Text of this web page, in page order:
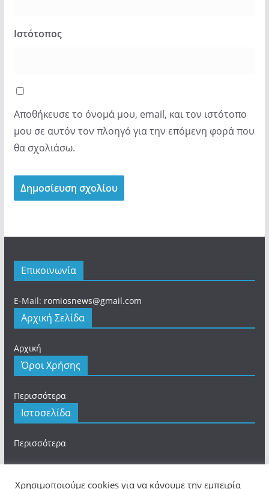
Ιστότοπος
Αποθήκευσε το όνομά μου, email, και τον ιστότοπο
μου σε αυτόν τον πλοηγό για την επόμενη φορά που
θα σχολιάσω.
Επικοινωνία
E-Mail: romiosnews@gmail.com
Αρχική Σελίδα
Αρχική
Όροι Χρήσης
Περισσότερα
Ιστοσελίδα
Περισσότερα
Χρησιμοποιούμε cookies για να κάνουμε την εμπειρία